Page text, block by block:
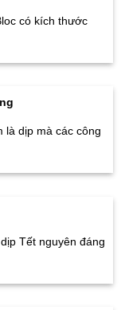
có kích thước
là dịp mà các công
Tết nguyên đáng